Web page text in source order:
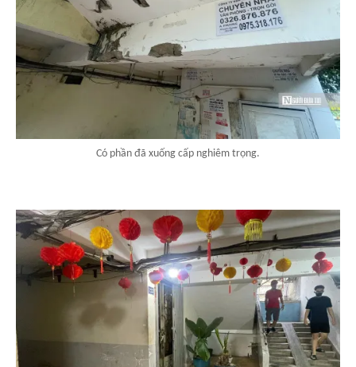
Có phần đã xuống cấp nghiêm trọng.